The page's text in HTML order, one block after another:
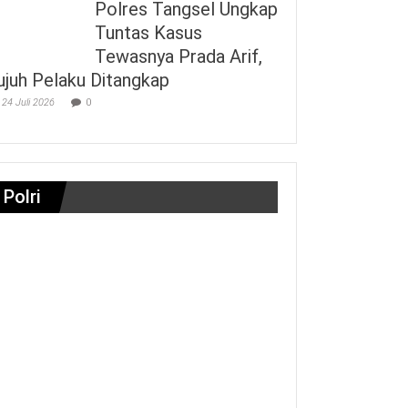
Polres Tangsel Ungkap
Tuntas Kasus
Tewasnya Prada Arif,
Pelaku Ditangkap
24 Juli 2026 0
Polri